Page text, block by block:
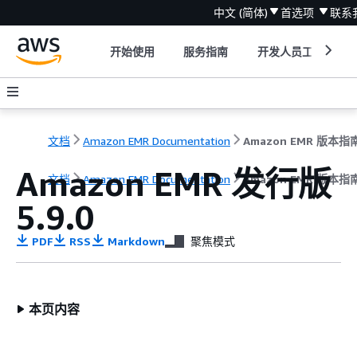
中文 (简体) 首选项 联系
开始使用 服务指南 开发人员工具
文档 Amazon EMR Documentation Amazon EMR 版本指
文档 Amazon EMR Documentation Amazon EMR 版本指
Amazon EMR 发行版
5.9.0
PDF RSS Markdown 聚焦模式
本页内容